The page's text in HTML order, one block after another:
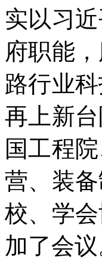
实以习
府职能
路行业
再上新
国工程
营、装
校、学
加了会议